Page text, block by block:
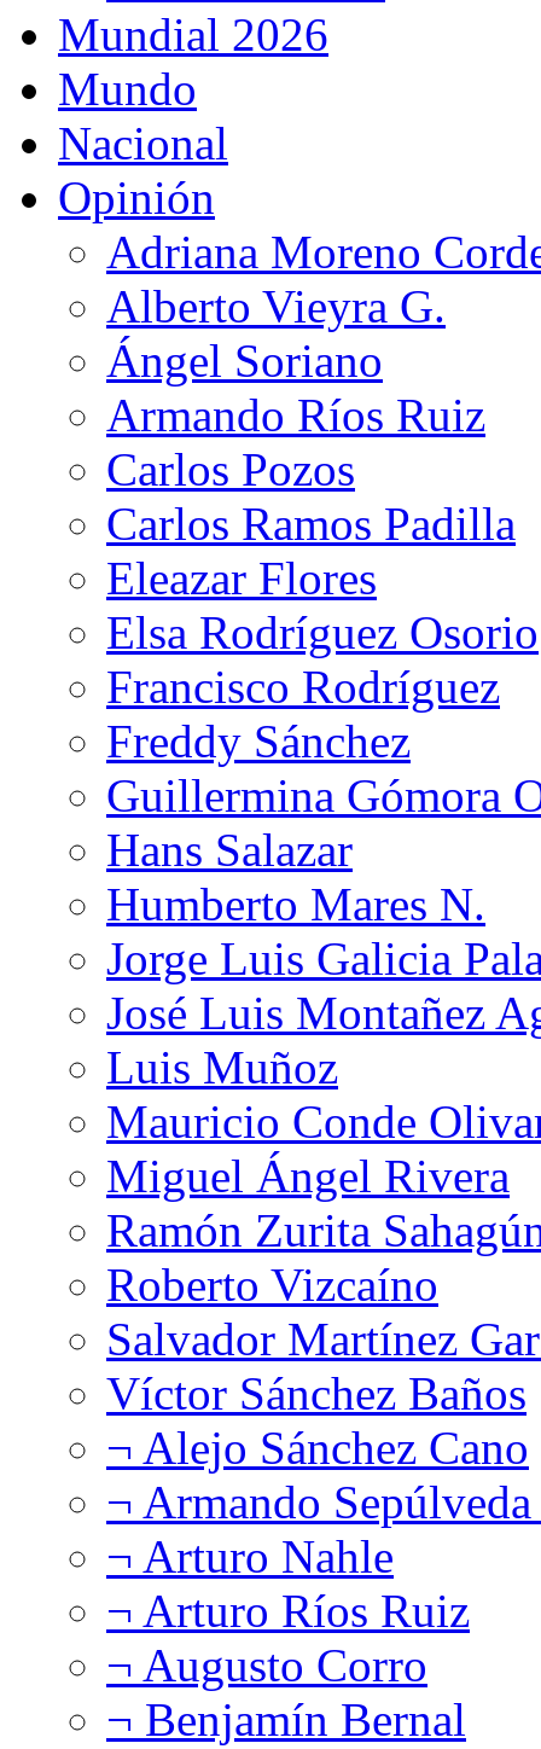
Mundial 2026
Mundo
Nacional
Opinión
Adriana Moreno
Alberto Vieyra G.
Ángel Soriano
Armando Ríos Ruiz
Carlos Pozos
Carlos Ramos Padilla
Eleazar Flores
Elsa Rodríguez Osorio
Francisco Rodríguez
Freddy Sánchez
Guillermina Gómora
Hans Salazar
Humberto Mares N.
Jorge Luis Galicia
José Luis Montañez
Luis Muñoz
Mauricio Conde
Miguel Ángel Rivera
Ramón Zurita
Roberto Vizcaíno
Salvador Martínez
Víctor Sánchez Baños
¬ Alejo Sánchez Cano
¬ Armando
¬ Arturo Nahle
¬ Arturo Ríos Ruiz
¬ Augusto Corro
¬ Benjamín Bernal